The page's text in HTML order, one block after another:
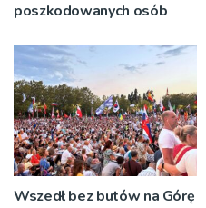
poszkodowanych osób
Wszedł bez butów na Górę